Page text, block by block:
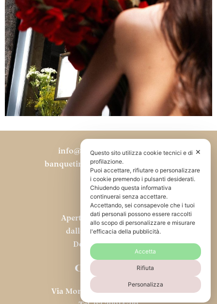
info@fioraiobianchicaffe.it
banqueting@fioraiobianchicaffe.it
ORARI
Aperto da lunedì a sabato
dalle ore 8.00 alle 23.00
Domenica CHIUSO
CONTATTI
Via Montebello, 7 20121 Milano
✕
Questo sito utilizza cookie tecnici e di
profilazione.
Puoi accettare, rifiutare o personalizzare
i cookie premendo i pulsanti desiderati.
Chiudendo questa informativa
continuerai senza accettare.
Accettando, sei consapevole che i tuoi
dati personali possono essere raccolti
allo scopo di personalizzare e misurare
l'efficacia della pubblicità.
Accetta
Rifiuta
Personalizza